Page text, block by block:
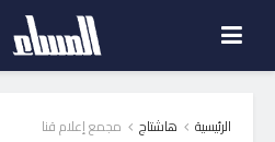
الرئيسية هاشتاج مجمع إعلام قنا